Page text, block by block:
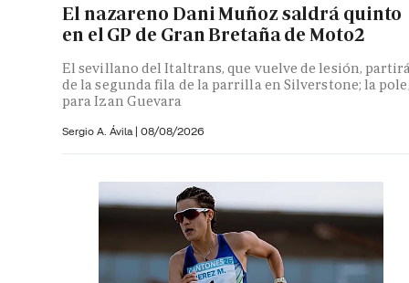
El nazareno Dani Muñoz saldrá quinto
en el GP de Gran Bretaña de Moto2
El sevillano del Italtrans, que vuelve de lesión,
de la segunda fila de la parrilla en Silverstone; la
para Izan Guevara
Sergio A. Ávila | 08/08/2026